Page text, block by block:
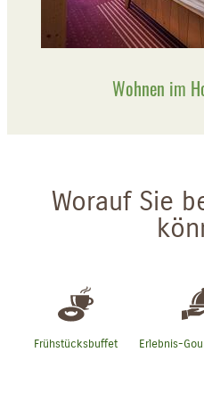
Wohnen im
Worauf Sie
Frühstücksbuffet Erlebnis-